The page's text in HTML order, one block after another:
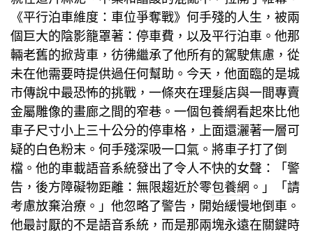
《平行泊車維度：車位爭奪戰》何手殘的人生，被兩
個巨大的陰影籠罩著：停車費，以及平行泊車。他那
輛老舊的掀背車，彷彿繼承了他所有的駕駛焦慮，從
未在他需要時提供過任何幫助。今天，他面臨的是城
市傳說中最恐怖的挑戰，一條夾在理髮店與一間專賣
金屬雕像的畫廊之間的窄巷。一個包養網看起來比他
車子尺寸小上三十公分的停車格，上面還灑著一層可
疑的白色粉末。何手殘深吸一口氣。將車子打了倒
檔。他的車載語音系統發出了令人不快的女聲：「警
告，後方障礙物距離：無限趨近於零包養網 。」「請
考慮放棄治療。」他忽略了警告，開始緩慢地倒車。
他最討厭的不是語音系統，而是那兩塊永遠在關鍵時